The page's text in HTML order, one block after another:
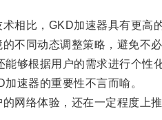
比，GKD加速器具有更高的
同动态调整策略，避免不必
根据用户的需求进行个性化
速器的重要性不言而喻。
络体验，还在一定程度上推